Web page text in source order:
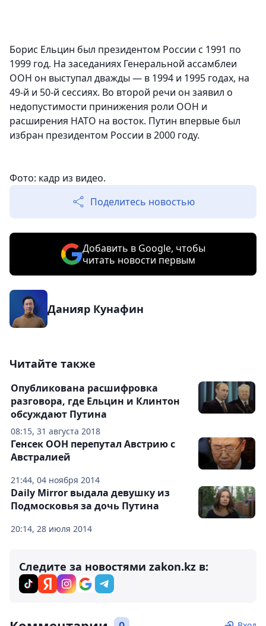
Борис Ельцин был президентом России с 1991 по
1999 год. На заседаниях Генеральной ассамблеи
ООН он выступал дважды — в 1994 и 1995 годах, на
49-й и 50-й сессиях. Во второй речи он заявил о
недопустимости принижения роли ООН и
расширения НАТО на восток. Путин впервые был
избран президентом России в 2000 году.
Фото: кадр из видео.
Поделитесь новостью
Добавить в Google, чтобы
читать новости первым
Данияр Кунафин
Читайте также
08:15, 31 августа 2018
Опубликована расшифровка
разговора, где Ельцин и Клинтон
обсуждают Путина
21:44, 04 ноября 2014
Генсек ООН перепутал Австрию с
Австралией
20:14, 28 июля 2014
Daily Mirror выдала девушку из
Подмосковья за дочь Путина
Следите за новостями zakon.kz в: